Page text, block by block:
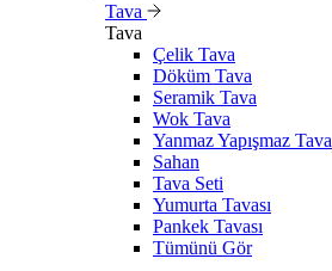
Tava
Tava
Çelik Tava
Döküm Tava
Seramik Tava
Wok Tava
Yanmaz Yapışmaz Tava
Sahan
Tava Seti
Yumurta Tavası
Pankek Tavası
Tümünü Gör